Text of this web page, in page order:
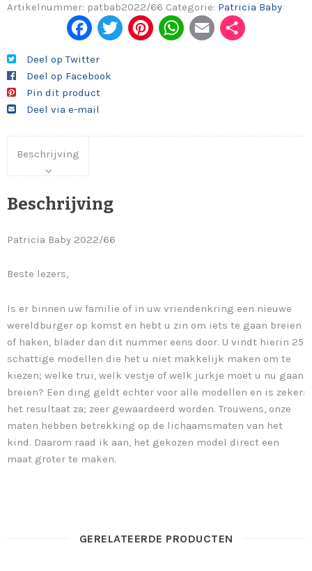
Artikelnummer: patbab2022/66 Categorie: Patricia Baby
Fac
ebo
ok
Twi
Pint
Wh
Em
Deel op Twitter
Deel op Facebook
Pin dit product
Deel via e-mail
Beschrijving
Beschrijving
Patricia Baby 2022/66
Beste lezers,
Is er binnen uw familie of in uw vriendenkring een nieuwe
wereldburger op komst en hebt u zin om iets te gaan breien
of haken, blader dan dit nummer eens door. U vindt hierin 25
schattige modellen die het u niet makkelijk maken om te
kiezen; welke trui, welk vestje of welk jurkje moet u nu gaan
breien? Een ding geldt echter voor alle modellen en is zeker:
het resultaat za; zeer gewaardeerd worden. Trouwens, onze
maten hebben betrekking op de lichaamsmaten van het
kind. Daarom raad ik aan, het gekozen model direct een
maat groter te maken.
GERELATEERDE PRODUCTEN